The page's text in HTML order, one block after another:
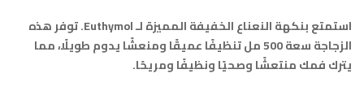
استمتع بنكهة النعناع الخفيفة المميزة لـ Euthymol. توفر هذه
الزجاجة سعة 500 مل تنظيفًا عميقًا ومنعشًا يدوم طويلًا، مما
يترك فمك منتعشًا وصحيًا ونظيفًا ومريحًا.